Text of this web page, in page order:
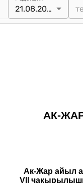
21.08.2020